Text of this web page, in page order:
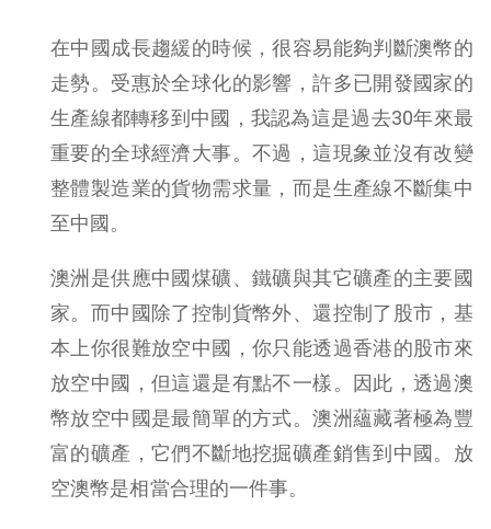
在中國成長趨緩的時候，很容易能夠判斷澳幣的
走勢。受惠於全球化的影響，許多已開發國家的
生產線都轉移到中國，我認為這是過去30年來最
重要的全球經濟大事。不過，這現象並沒有改變
整體製造業的貨物需求量，而是生產線不斷集中
至中國。
澳洲是供應中國煤礦、鐵礦與其它礦產的主要國
家。而中國除了控制貨幣外、還控制了股市，基
本上你很難放空中國，你只能透過香港的股市來
放空中國，但這還是有點不一樣。因此，透過澳
幣放空中國是最簡單的方式。澳洲蘊藏著極為豐
富的礦產，它們不斷地挖掘礦產銷售到中國。放
空澳幣是相當合理的一件事。